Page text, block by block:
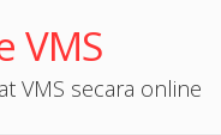
VMS
VMS secara online